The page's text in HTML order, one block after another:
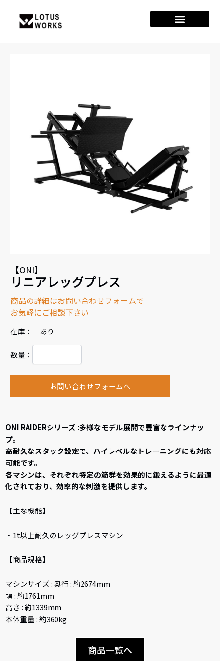
【ONI】
リニアレッグプレス
商品の詳細はお問い合わせフォームで
お気軽にご相談下さい
在庫： あり
数量：
お問い合わせフォームへ
ONI RAIDERシリーズ :多様なモデル展開で豊富なラインナッ
プ。
高耐久なスタック設定で、ハイレベルなトレーニングにも対応
可能です。
各マシンは、それぞれ特定の筋群を効果的に鍛えるように最適
化されており、効率的な刺激を提供します。
【主な機能】
・1t以上耐久のレッグプレスマシン
【商品規格】
マシンサイズ : 奥行 : 約2674mm
幅 : 約1761mm
高さ : 約1339mm
本体重量 : 約360kg
商品一覧へ